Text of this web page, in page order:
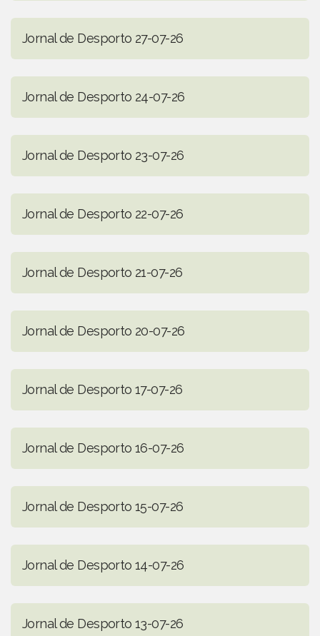
Jornal de Desporto 27-07-26
Jornal de Desporto 24-07-26
Jornal de Desporto 23-07-26
Jornal de Desporto 22-07-26
Jornal de Desporto 21-07-26
Jornal de Desporto 20-07-26
Jornal de Desporto 17-07-26
Jornal de Desporto 16-07-26
Jornal de Desporto 15-07-26
Jornal de Desporto 14-07-26
Jornal de Desporto 13-07-26